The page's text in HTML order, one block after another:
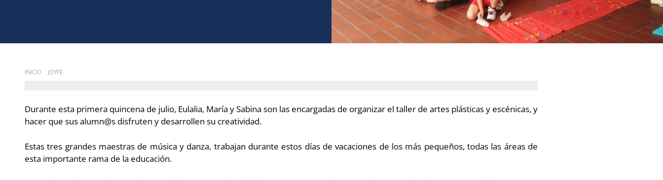
INICIO JOYFE
Durante esta primera quincena de julio, Eulalia, María y Sabina son las encargadas de organizar el taller de artes plásticas y escénicas, y
hacer que sus alumn@s disfruten y desarrollen su creatividad.
Estas tres grandes maestras de música y danza, trabajan durante estos días de vacaciones de los más pequeños, todas las áreas de
esta importante rama de la educación.